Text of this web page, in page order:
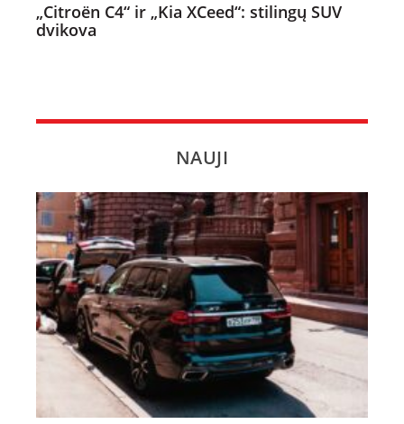
„Citroën C4“ ir „Kia XCeed“: stilingų SUV
dvikova
NAUJI